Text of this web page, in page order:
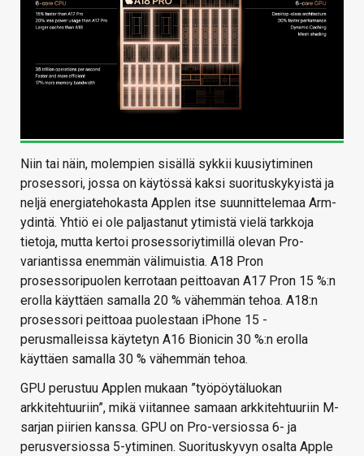
Niin tai näin, molempien sisällä sykkii kuusiytiminen
prosessori, jossa on käytössä kaksi suorituskykyistä ja
neljä energiatehokasta Applen itse suunnittelemaa Arm-
ydintä. Yhtiö ei ole paljastanut ytimistä vielä tarkkoja
tietoja, mutta kertoi prosessoriytimillä olevan Pro-
variantissa enemmän välimuistia. A18 Pron
prosessoripuolen kerrotaan peittoavan A17 Pron 15 %:n
erolla käyttäen samalla 20 % vähemmän tehoa. A18:n
prosessori peittoaa puolestaan iPhone 15 -
perusmalleissa käytetyn A16 Bionicin 30 %:n erolla
käyttäen samalla 30 % vähemmän tehoa.
GPU perustuu Applen mukaan ”työpöytäluokan
arkkitehtuuriin”, mikä viitannee samaan arkkitehtuuriin M-
sarjan piirien kanssa. GPU on Pro-versiossa 6- ja
perusversiossa 5-ytiminen. Suorituskyvyn osalta Apple